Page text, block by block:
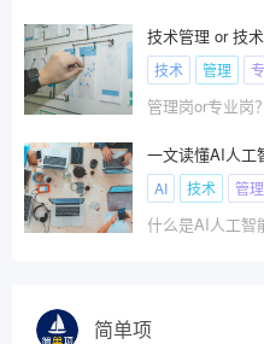
技术管理 or 技术
技术 管理
管理岗or专业岗？
一文读懂AI人工
AI 技术 管理
简单项